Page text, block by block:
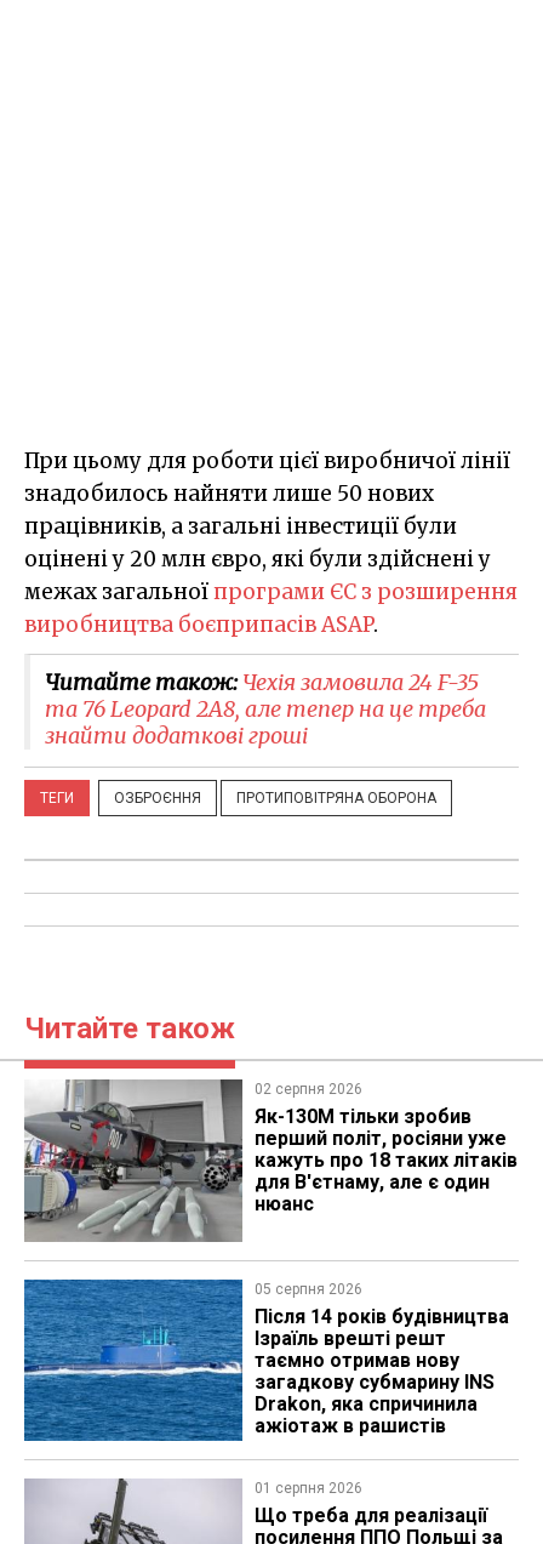
При цьому для роботи цієї виробничої лінії
знадобилось найняти лише 50 нових
працівників, а загальні інвестиції були
оцінені у 20 млн євро, які були здійснені у
межах загальноїпрограми ЄС з розширення
виробництва боєприпасів ASAP.
Читайте також:Чехія замовила 24 F-35
та 76 Leopard 2A8, але тепер на це треба
знайти додаткові гроші
ТЕГИ ОЗБРОЄННЯ ПРОТИПОВІТРЯНА ОБОРОНА
Читайте також
02 серпня 2026
Як-130М тільки зробив
перший політ, росіяни уже
кажуть про 18 таких літаків
для В'єтнаму, але є один
нюанс
05 серпня 2026
Після 14 років будівництва
Ізраїль врешті решт
таємно отримав нову
загадкову субмарину INS
Drakon, яка спричинила
ажіотаж в рашистів
01 серпня 2026
Що треба для реалізації
посилення ППО Польщі за